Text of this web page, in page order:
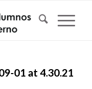
01 at 4.30.21